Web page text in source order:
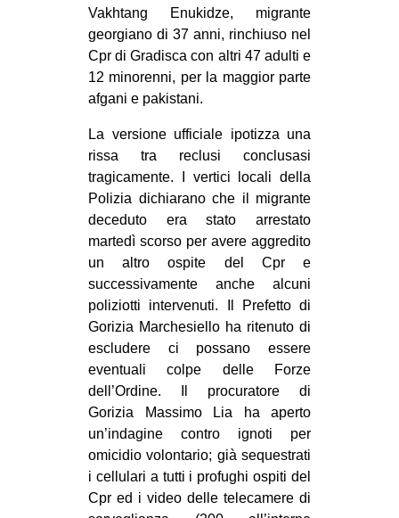
CINEMA
MANIFESTI
MUSICA
RECENSIONI
INTERNAZIONALE
AFRICA
AMERICHE
EUROPA
MEDIO ORIENTE
MONDO
EVENTI
in
Fb
tw
Vakhtang Enukidze, migrante
georgiano di 37 anni, rinchiuso nel
Cpr di Gradisca con altri 47 adulti e
12 minorenni, per la maggior parte
afgani e pakistani.
La versione ufficiale ipotizza una
rissa tra reclusi conclusasi
tragicamente. I vertici locali della
Polizia dichiarano che il migrante
deceduto era stato arrestato
martedì scorso per avere aggredito
un altro ospite del Cpr e
successivamente anche alcuni
poliziotti intervenuti. Il Prefetto di
Gorizia Marchesiello ha ritenuto di
escludere ci possano essere
eventuali colpe delle Forze
dell’Ordine. Il procuratore di
Gorizia Massimo Lia ha aperto
un’indagine contro ignoti per
omicidio volontario; già sequestrati
i cellulari a tutti i profughi ospiti del
Cpr ed i video delle telecamere di